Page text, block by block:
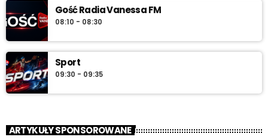
Gość Radia Vanessa FM
08:10 - 08:30
Sport
09:30 - 09:35
ARTYKUŁY SPONSOROWANE